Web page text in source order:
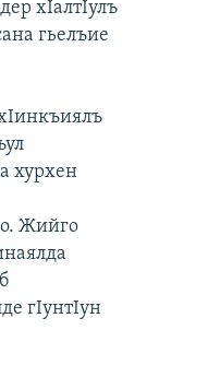
хIалтIулъ
гьелъие
хурхен
Жийго
гIунтIун